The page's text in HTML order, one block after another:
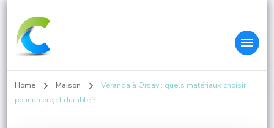
Colleys.fr
Home Maison
Véranda à Orsay : quels matériaux choisir
pour un projet durable ?